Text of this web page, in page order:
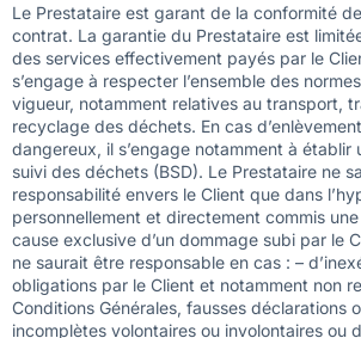
Le Prestataire est garant de la conformité
contrat. La garantie du Prestataire est
des services effectivement payés par le
s’engage à respecter l’ensemble des
vigueur, notamment relatives au transport,
recyclage des déchets. En cas
dangereux, il s’engage notamment à établir
suivi des déchets (BSD). Le Prestataire ne
responsabilité envers le Client que dans
personnellement et directement commis
cause exclusive d’un dommage subi par le
ne saurait être responsable en cas : –
obligations par le Client et notamment non
Conditions Générales, fausses déclarations
incomplètes volontaires ou involontaires ou